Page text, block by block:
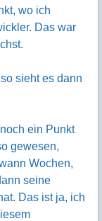
wo ich
Das war
sieht es dann
ein Punkt
gewesen,
Wochen,
seine
Das ist ja, ich